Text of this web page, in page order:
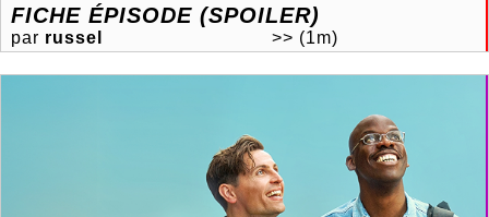
FICHE ÉPISODE (SPOILER)
par russel >> (1m)